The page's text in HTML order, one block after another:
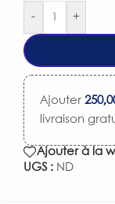
- +
Ajouter
livraison
Ajouter à la
UGS : ND